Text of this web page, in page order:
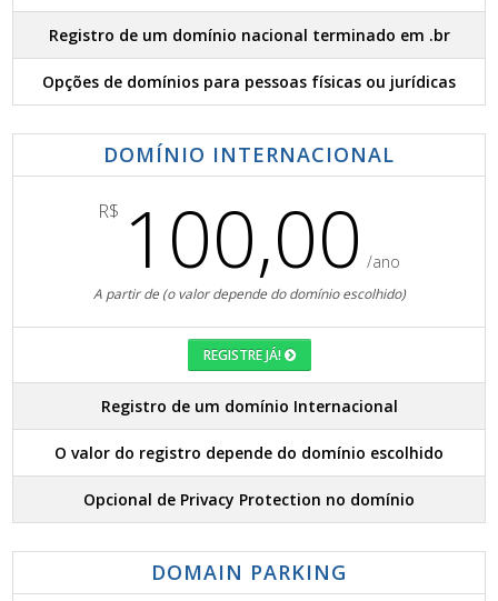
Registro de um domínio nacional terminado em .br
Opções de domínios para pessoas físicas ou jurídicas
DOMÍNIO INTERNACIONAL
R$ 100,00 /ano
A partir de (o valor depende do domínio escolhido)
REGISTRE JÁ!
Registro de um domínio Internacional
O valor do registro depende do domínio escolhido
Opcional de Privacy Protection no domínio
DOMAIN PARKING